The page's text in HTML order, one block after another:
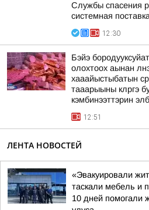
Службы спасения
системная
12:30
Бэйэ
олохтоох аынан
хааайыстыбатын
тааарыыны клргэ
кэмбинээттэрин
12:51
ЛЕНТА НОВОСТЕЙ
«Эвакуировали
таскали мебель и
10 дней помогали